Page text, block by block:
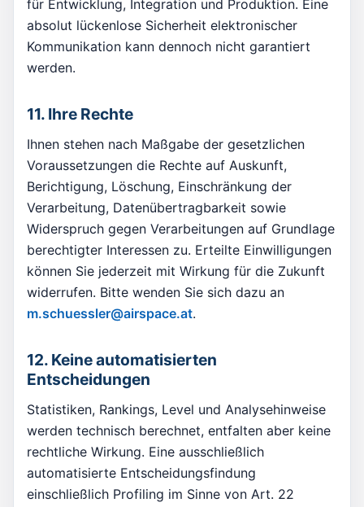
für Entwicklung, Integration und Produktion. Eine
absolut lückenlose Sicherheit elektronischer
Kommunikation kann dennoch nicht garantiert
werden.
11. Ihre Rechte
Ihnen stehen nach Maßgabe der gesetzlichen
Voraussetzungen die Rechte auf Auskunft,
Berichtigung, Löschung, Einschränkung der
Verarbeitung, Datenübertragbarkeit sowie
Widerspruch gegen Verarbeitungen auf Grundlage
berechtigter Interessen zu. Erteilte Einwilligungen
können Sie jederzeit mit Wirkung für die Zukunft
widerrufen. Bitte wenden Sie sich dazu an
m.schuessler@airspace.at.
12. Keine automatisierten
Entscheidungen
Statistiken, Rankings, Level und Analysehinweise
werden technisch berechnet, entfalten aber keine
rechtliche Wirkung. Eine ausschließlich
automatisierte Entscheidungsfindung
einschließlich Profiling im Sinne von Art. 22